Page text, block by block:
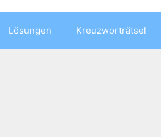
Lösungen Kreuzworträtsel